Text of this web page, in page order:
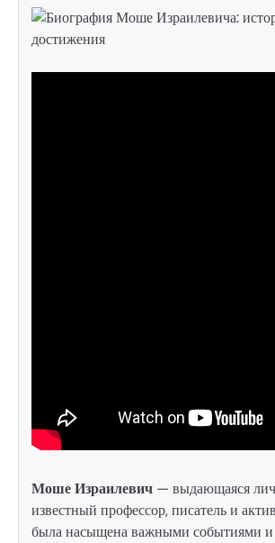
Моше Израилевич — выдающаяся
известный профессор, писатель и
была насыщена важными событиями